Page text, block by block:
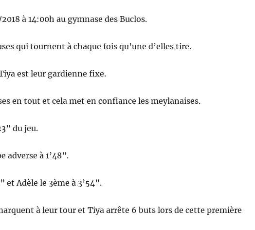
à 14:00h au gymnase des Buclos.
qui tournent à chaque fois qu’une d’elles tire.
est leur gardienne fixe.
en tout et cela met en confiance les meylanaises.
du jeu.
adverse à 1’48”.
et Adèle le 3ème à 3’54”.
à leur tour et Tiya arrête 6 buts lors de cette première